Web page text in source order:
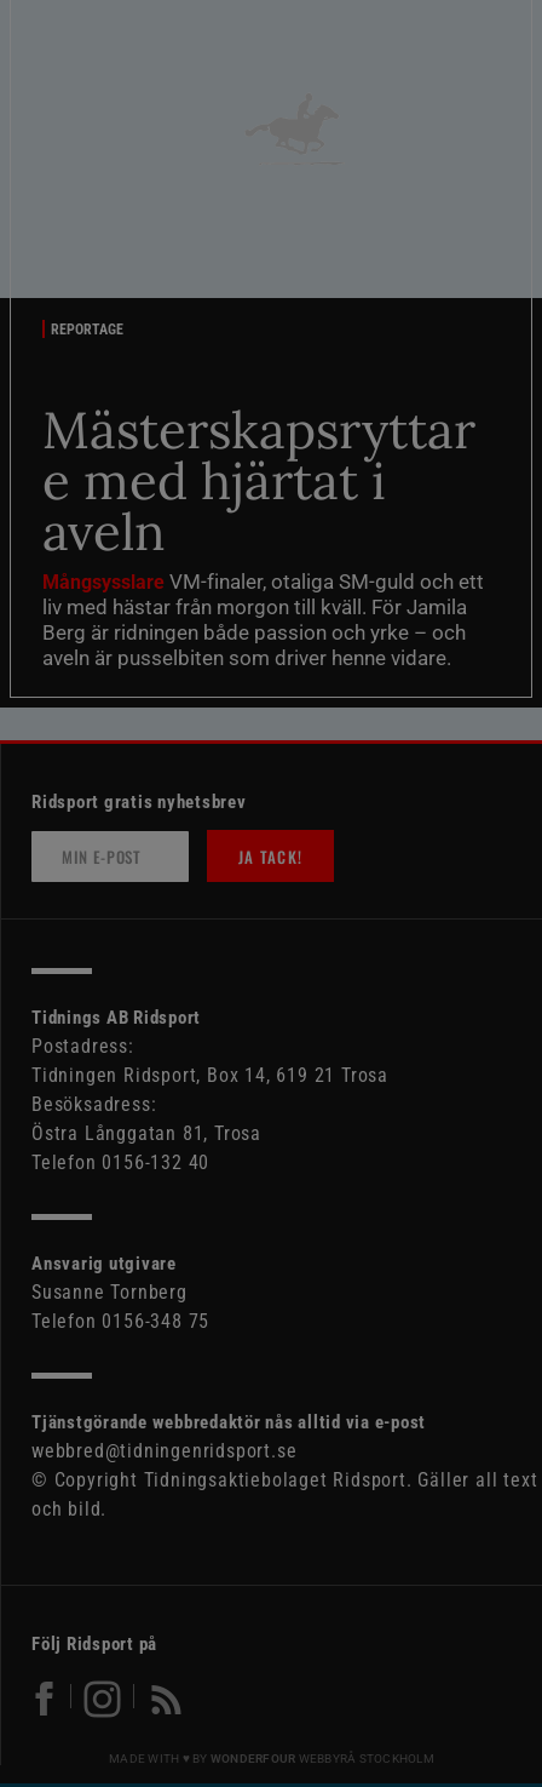
REPORTAGE
Mästerskapsryttar
e med hjärtat i
aveln
Mångsysslare VM-finaler, otaliga SM-guld och ett
liv med hästar från morgon till kväll. För Jamila
Berg är ridningen både passion och yrke – och
aveln är pusselbiten som driver henne vidare.
Ridsport gratis nyhetsbrev
JA TACK!
Tidnings AB Ridsport
Postadress:
Tidningen Ridsport, Box 14, 619 21 Trosa
Besöksadress:
Östra Långgatan 81, Trosa
Telefon 0156-132 40
Ansvarig utgivare
Susanne Tornberg
Telefon 0156-348 75
Tjänstgörande webbredaktör nås alltid via e-post
webbred@tidningenridsport.se
© Copyright Tidningsaktiebolaget Ridsport. Gäller all text
och bild.
Följ Ridsport på
MADE WITH ♥ BY WONDERFOUR WEBBYRÅ STOCKHOLM